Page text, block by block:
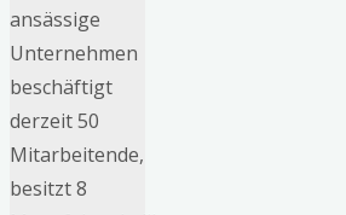
ansässige
Unternehmen
beschäftigt
derzeit 50
Mitarbeitende,
besitzt 8